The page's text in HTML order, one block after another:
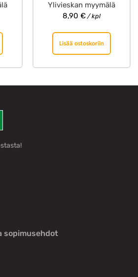
Ylivieskan myymälä
8,90 € / kpl
Lisää ostoskoriin
sopimusehdot